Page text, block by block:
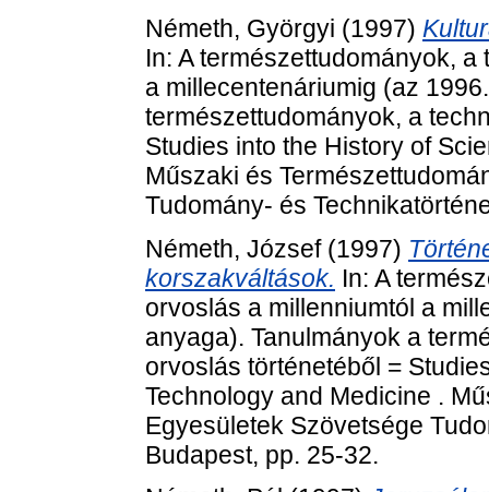
Németh, Györgyi (1997)
In: A természettudományok,
a millecentenáriumig (az
természettudományok, a
Studies into the History of
Műszaki és
Tudomány- és
Németh, József(1997)
korszakváltások. In: A
orvoslás a millenniumtól a
anyaga). Tanulmányok a
orvoslás történetéből =
Technology and Medicine .
Egyesületek Szövetsége
Budapest, pp. 25-32.